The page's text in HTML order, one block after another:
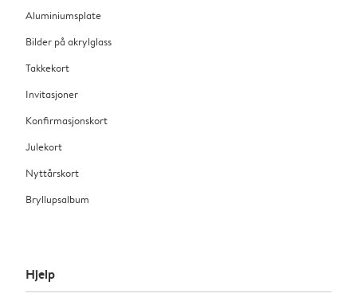
Aluminiumsplate
Bilder på akrylglass
Takkekort
Invitasjoner
Konfirmasjonskort
Julekort
Nyttårskort
Bryllupsalbum
Hjelp